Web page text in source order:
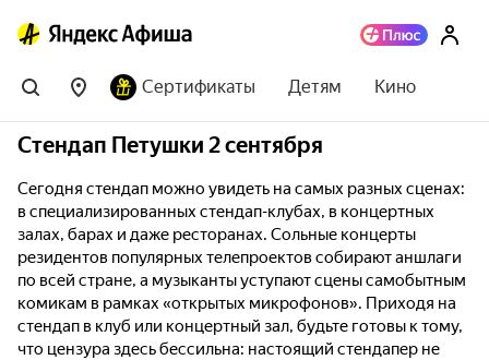
Сертификаты Детям Кино
Стендап Петушки 2 сентября
Сегодня стендап можно увидеть на самых разных сценах:
в специализированных стендап-клубах, в концертных
залах, барах и даже ресторанах. Сольные концерты
резидентов популярных телепроектов собирают аншлаги
по всей стране, а музыканты уступают сцены самобытным
комикам в рамках «открытых микрофонов». Приходя на
стендап в клуб или концертный зал, будьте готовы к тому,
что цензура здесь бессильна: настоящий стендапер не